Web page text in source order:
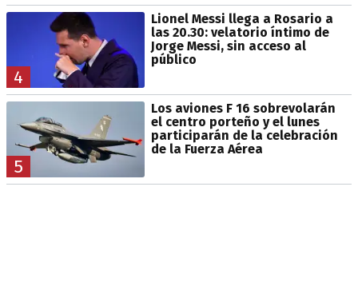
4
Lionel Messi llega a Rosario a
las 20.30: velatorio íntimo de
Jorge Messi, sin acceso al
público
5
Los aviones F 16 sobrevolarán
el centro porteño y el lunes
participarán de la celebración
de la Fuerza Aérea